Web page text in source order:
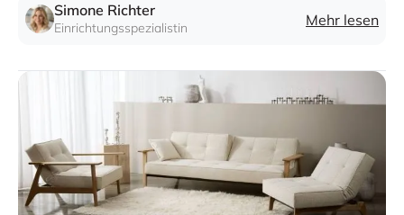
Simone Richter
Einrichtungsspezialistin Mehr lesen